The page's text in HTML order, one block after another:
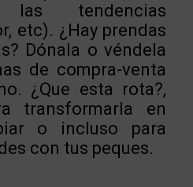
tendencias
etc). ¿Hay prendas
Dónala o véndela
de compra-venta
¿Que esta rota?,
transformarla en
o incluso para
con tus peques.